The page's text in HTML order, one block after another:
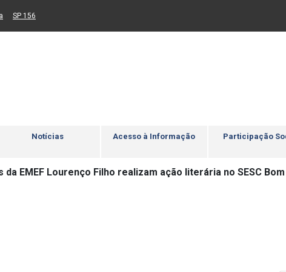
Ir para rodapé
(Link para um novo sítio)
SP 156
Notícias Acesso à Informação Participação
da EMEF Lourenço Filho realizam ação literária no SESC